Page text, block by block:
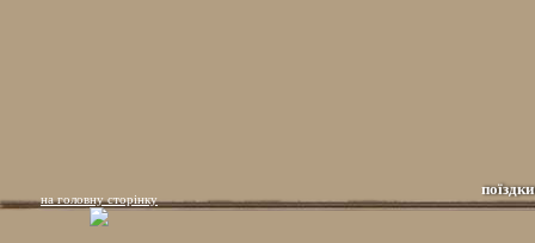
поїздки
на головну сторінку